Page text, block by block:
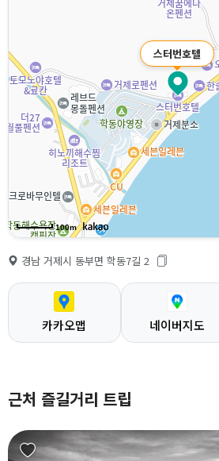
스터번호텔
100m
경남 거제시 동부면 학동7길 2
카카오맵 네이버지도
근처 즐길거리 트립